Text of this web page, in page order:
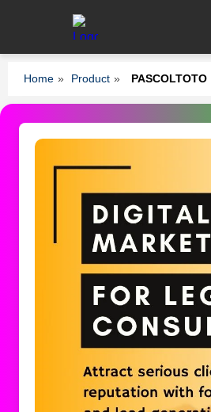
Home » Product » PASCOLTOTO